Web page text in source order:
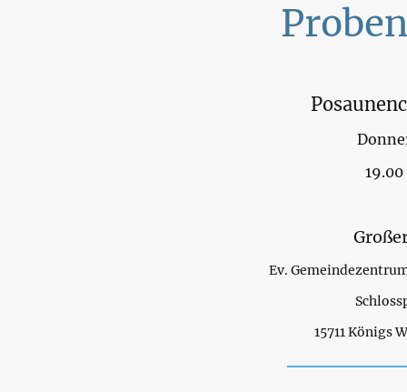
Ev.
15711 Königs